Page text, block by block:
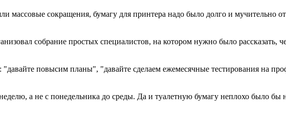
сокращения, бумагу для принтера надо было долго и мучительно
собрание простых специалистов, на котором нужно было рассказать,
повысим планы", "давайте сделаем ежемесячные тестирования на
а не с понедельника до среды. Да и туалетную бумагу неплохо было бы